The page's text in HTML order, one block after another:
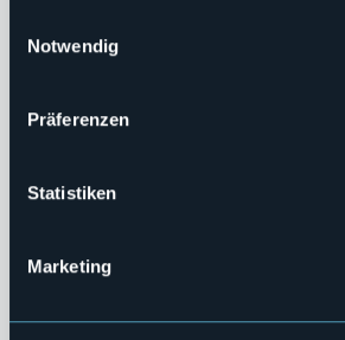
Notwendig
Präferenzen
Statistiken
Marketing
Controlli e rilievi sull'amministrazione
Servizi Erogati
Indicatore di tempestività